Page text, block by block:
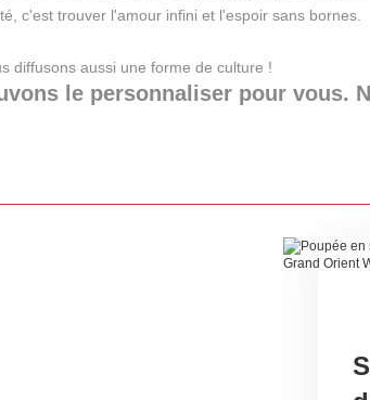
c'est trouver l'amour infini et l'espoir sans bornes.
diffusons aussi une forme de culture !
le personnaliser pour vous.